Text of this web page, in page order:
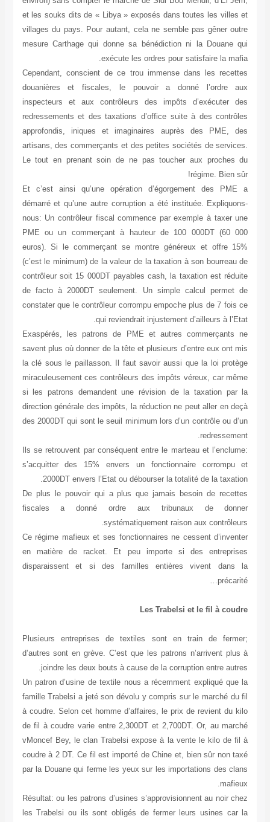
et les souks dits de « Libya » exposés dans toutes les villes et
villages du pays. Pour autant, cela ne semble pas gêner outre
mesure Carthage qui donne sa bénédiction ni la Douane qui
exécute les ordres pour satisfaire la mafia.
Cependant, conscient de ce trou immense dans les recettes
douanières et fiscales, le pouvoir a donné l’ordre aux
inspecteurs et aux contrôleurs des impôts d’exécuter des
redressements et des taxations d’office suite à des contrôles
approfondis, iniques et imaginaires auprès des PME, des
artisans, des commerçants et des petites sociétés de services.
Le tout en prenant soin de ne pas toucher aux proches du
régime. Bien sûr!
Et c’est ainsi qu’une opération d’égorgement des PME a
démarré et qu’une autre corruption a été instituée. Expliquons-
nous: Un contrôleur fiscal commence par exemple à taxer une
PME ou un commerçant à hauteur de 100 000DT (60 000
euros). Si le commerçant se montre généreux et offre 15%
(c’est le minimum) de la valeur de la taxation à son bourreau de
contrôleur soit 15 000DT payables cash, la taxation est réduite
de facto à 2000DT seulement. Un simple calcul permet de
constater que le contrôleur corrompu empoche plus de 7 fois ce
qui reviendrait injustement d’ailleurs à l’Etat.
Exaspérés, les patrons de PME et autres commerçants ne
savent plus où donner de la tête et plusieurs d’entre eux ont mis
la clé sous le paillasson. Il faut savoir aussi que la loi protège
miraculeusement ces contrôleurs des impôts véreux, car même
si les patrons demandent une révision de la taxation par la
direction générale des impôts, la réduction ne peut aller en deçà
des 2000DT qui sont le seuil minimum lors d’un contrôle ou d’un
redressement.
Ils se retrouvent par conséquent entre le marteau et l’enclume:
s’acquitter des 15% envers un fonctionnaire corrompu et
2000DT envers l’Etat ou débourser la totalité de la taxation.
De plus le pouvoir qui a plus que jamais besoin de recettes
fiscales a donné ordre aux tribunaux de donner
systématiquement raison aux contrôleurs.
Ce régime mafieux et ses fonctionnaires ne cessent d’inventer
en matière de racket. Et peu importe si des entreprises
disparaissent et si des familles entières vivent dans la
précarité…
Les Trabelsi et le fil à coudre
Plusieurs entreprises de textiles sont en train de fermer;
d’autres sont en grève. C’est que les patrons n’arrivent plus à
joindre les deux bouts à cause de la corruption entre autres.
Un patron d’usine de textile nous a récemment expliqué que la
famille Trabelsi a jeté son dévolu y compris sur le marché du fil
à coudre. Selon cet homme d’affaires, le prix de revient du kilo
de fil à coudre varie entre 2,300DT et 2,700DT. Or, au marché
vMoncef Bey, le clan Trabelsi expose à la vente le kilo de fil à
coudre à 2 DT. Ce fil est importé de Chine et, bien sûr non taxé
par la Douane qui ferme les yeux sur les importations des clans
mafieux.
Résultat: ou les patrons d’usines s’approvisionnent au noir chez
les Trabelsi ou ils sont obligés de fermer leurs usines car la